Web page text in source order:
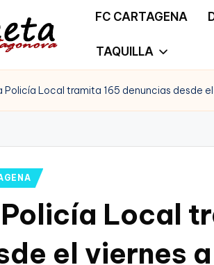
FC CARTAGENA
TAQUILLA
Policía Local tramita 165 denuncias desde
Local
el viernes